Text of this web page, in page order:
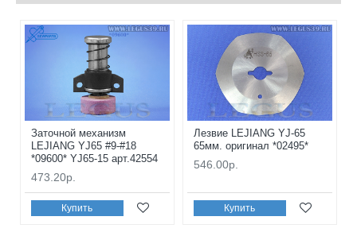
Заточной механизм
LEJIANG YJ65 #9-#18
*09600* YJ65-15 арт.42554
473.20р.
Купить
Лезвие LEJIANG YJ-65
65мм. оригинал *02495*
546.00р.
Купить